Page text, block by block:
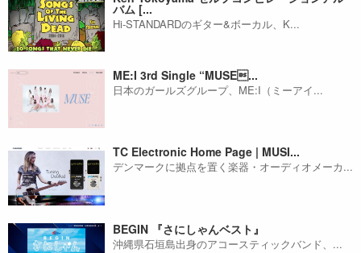
バム [...
Hi-STANDARDのギター&ボーカル、K...
ME:I 3rd Single “MUSE...
日本のガールズグループ、ME:I（ミーアイ...
TC Electronic Home Page | MUSI...
デンマークに拠点を置く楽器・オーディオメーカ...
BEGIN 『さにしゃんベスト』
沖縄県石垣島出身のアコースティックバンド、...